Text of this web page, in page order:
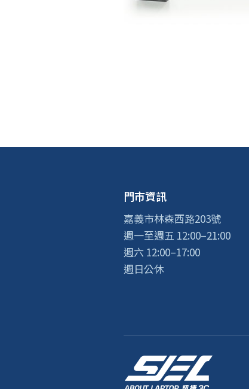
門市資訊
嘉義市林森西路203號
週一至週五 12:00–21:00
週六 12:00–17:00
週日公休